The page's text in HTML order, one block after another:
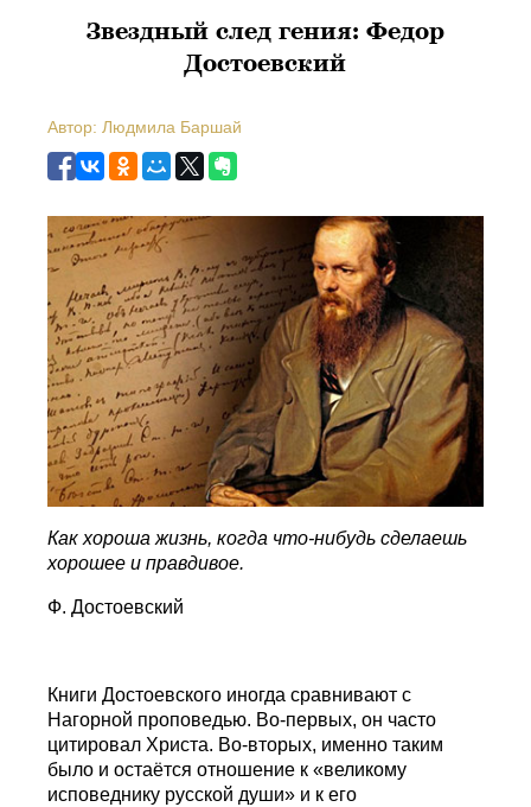
Звездный след гения: Федор
Достоевский
Автор: Людмила Баршай
Как хороша жизнь, когда что-нибудь сделаешь
хорошее и правдивое.
Ф. Достоевский
Книги Достоевского иногда сравнивают с
Нагорной проповедью. Во-первых, он часто
цитировал Христа. Во-вторых, именно таким
было и остаётся отношение к «великому
исповеднику русской души» и к его